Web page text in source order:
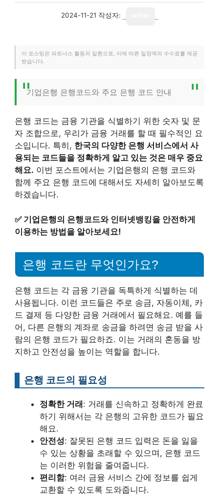
2024-11-21 작성자:
이 포스팅은 파트너스 활동의 일환으로, 이에 따른 일정액의 수수료를 제공
받습니다.
기업은행 은행코드와 주요 은행 코드 안내
은행 코드는 금융 기관을 식별하기 위한 숫자 및 문
자 조합으로, 우리가 금융 거래를 할 때 필수적인 요
소입니다. 특히, 한국의 다양한 은행 서비스에서 사
용되는 코드들을 정확하게 알고 있는 것은 매우 중요
해요. 이번 포스트에서는 기업은행의 은행 코드와
함께 주요 은행 코드에 대해서도 자세히 알아보도록
하겠습니다.
✅ 기업은행의 은행코드와 인터넷뱅킹을 안전하게
이용하는 방법을 알아보세요!
은행 코드란 무엇인가요?
은행 코드는 각 금융 기관을 독특하게 식별하는 데
사용됩니다. 이런 코드들은 주로 송금, 자동이체, 카
드 결제 등 다양한 금융 거래에서 필요해요. 예를 들
어, 다른 은행의 계좌로 송금을 하려면 송금 받을 사
람의 은행 코드가 필요하죠. 이는 거래의 혼동을 방
지하고 안전성을 높이는 역할을 합니다.
은행 코드의 필요성
정확한 거래 : 거래를 신속하고 정확하게 완료
하기 위해서는 각 은행의 고유한 코드가 필요
해요.
안전성: 잘못된 은행 코드 입력은 돈을 잃을
수 있는 상황을 초래할 수 있으며, 은행 코드
는 이러한 위험을 줄여줍니다.
편리함: 여러 금융 서비스 간에 정보를 쉽게
교환할 수 있도록 도와줍니다.